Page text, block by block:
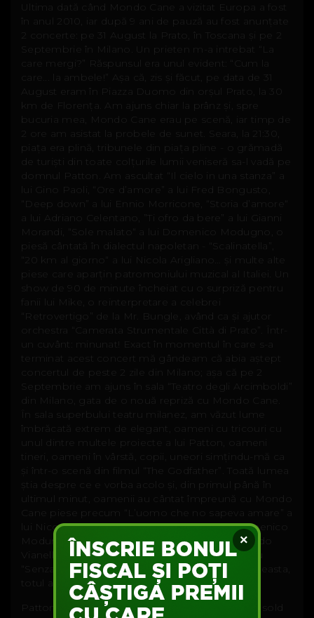
×
Ultima dată când Mondo Cane a vizitat Europa a fost
în anul 2010, iar după 9 ani de pauză au fost anunțate
2 concerte: pe 31 August la Prato, în Toscana și pe 2
Septembrie în Milano. Un prieten m-a intrebat “La
care mergi?” Răspunsul era unul evident: “Cum la
care... la ambele!” Așa că, zis și făcut, pe data de 31
August eram în Piazza Duomo din orșul Prato, la 30
km de Florența. Am ajuns chiar la prânz și, spre
bucuria mea, Mondo Cane erau pe scenă, iar timp de
2 ore am asistat la probele de sunet. Seara, la 21:30,
piața era plină, tribunele din piața pline - o grămadă
de turiști din toate colțurile lumii veniseră sa-l vadă pe
domnul Patton. Am ascultat “Il cielo in una stanza” a
lui Gino Paoli, “Ore d’amore” a lui Fred Bongusto,
“Deep down” a lui Ennio Morricone, “Storia d’amore“
a lui Adriano Celentano, ”Ti ofro da bere” a lui Gianni
Morandi, “Sole malato“ a lui Domenico Modugno, o
piesă cântată în dialectul napoletan - “Scalinatella”,
“20 km al giorno“ a lui Nicola Arigliano… și multe alte
piese care aparțin patromoniului muzical al Italiei. Un
show de 90 de minute încheiat cu o surpriză pentru
fanii lui Mike, o reinterpretare a celebrei
“Retrovertigo” de la Mr. Bungle, având ca și ajutor
orchestra “Camerata Strumentale Città di Prato”. Într-
un cuvânt: minunat! Exact în momentul în care s-a
terminat acest concert mă gândeam că abia aștept
concertul de peste 2 zile din Milano; așa că pe 2
Septembrie am ajuns în sala “Teatro degli Arcimboldi”
din Milano, gata de o nouă repriză cu Mondo Cane.
În sala superbului teatru milanez, am văzut lume
îmbrăcată extrem de elegant, oameni cu tricouri cu
unul dintre multele proiecte a lui Patton, oameni
tineri, oameni în vârstă, copii, uneori simțindu-mă ca
și într-o scenă din filmul “The Godfather”. Toată lumea
știa despre ce e vorba acolo și, din primul până în
ultimul minut, oamenii au cântat împreună cu Mondo
Cane piese precum “L’uomo che no sapeva amare” a
lui Nico Fidenco, “Dio come te amo” a lui Domenico
Modungo , “Pinne, fucile ed ochialli” a lui Eduardo
Vianello , “Doce, doce “ a lui Fred Bongusto sau
“Senza fine” a lui Gino Paoli. A fost, și de data aceasta,
totul absolut de vis.
Patton este extrem de iubit în Italia, concertele sold